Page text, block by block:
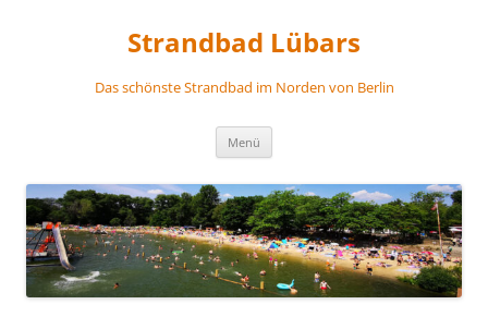
Strandbad Lübars
Das schönste Strandbad im Norden von Berlin
Menü